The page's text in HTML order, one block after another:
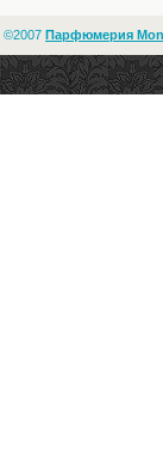
©2007 Парфюмерия